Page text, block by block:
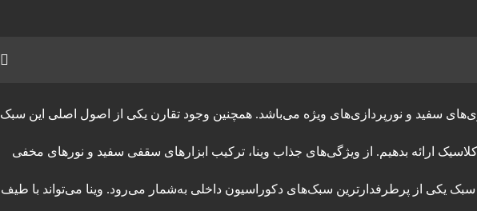
سفید و نورپردازی‌های ویژه می‌باشد. همچنین وجود تقارن یکی از اصول اصلی این سبک
ارائه بدهیم. از ویژگی‌های جذاب وینا، ترکیب ابزارهای سقفی سفید و نورهای مخفی
سبک یکی از پرطرفدارترین سبک‌های دکوراسیون داخلی به‌شمار می‌رود. وینا می‌تواند با طیف